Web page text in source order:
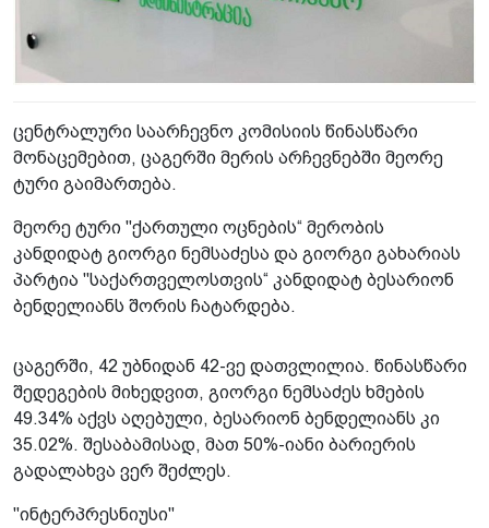
ცენტრალური საარჩევნო კომისიის წინასწარი
მონაცემებით, ცაგერში მერის არჩევნებში მეორე
ტური გაიმართება.
მეორე ტური "ქართული ოცნების“ მერობის
კანდიდატ გიორგი ნემსაძესა და გიორგი გახარიას
პარტია "საქართველოსთვის“ კანდიდატ ბესარიონ
ბენდელიანს შორის ჩატარდება.
ცაგერში, 42 უბნიდან 42-ვე დათვლილია. წინასწარი
შედეგების მიხედვით, გიორგი ნემსაძეს ხმების
49.34% აქვს აღებული, ბესარიონ ბენდელიანს კი
35.02%. შესაბამისად, მათ 50%-იანი ბარიერის
გადალახვა ვერ შეძლეს.
"ინტერპრესნიუსი"